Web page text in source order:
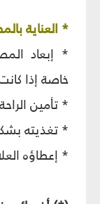
* العناية
* إبعاد
خاصة إذا
* تأمين
* تغذيته
* إعطاؤه